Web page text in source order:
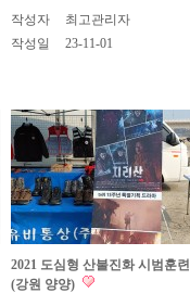
작성자
최고관리자
작성일
23-11-01
2021 도심형 산불진화 시범훈련
(강원 양양)